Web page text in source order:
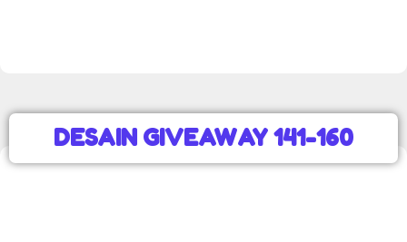
DESAIN GIVEAWAY 141-160